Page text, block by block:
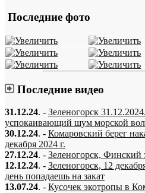
Последние фото
Последние видео
31.12.24. - Зеленогорск
успокаивающий шум морской
30.12.24. - Комаровский берег
декабря 2024 г.
27.12.24. - Зеленогорск, Финский
12.12.24. - Зеленогорск, 12
день попадаешь на закат
13.07.24. - Кусочек экотропы в